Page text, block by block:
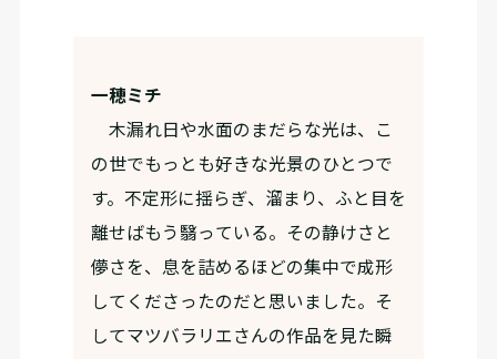
一穂ミチ
木漏れ日や水面のまだらな光は、こ
の世でもっとも好きな光景のひとつで
す。不定形に揺らぎ、溜まり、ふと目を
離せばもう翳っている。その静けさと
儚さを、息を詰めるほどの集中で成形
してくださったのだと思いました。そ
してマツバラリエさんの作品を見た瞬